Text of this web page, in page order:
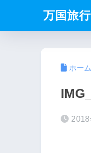
万国旅
ホーム
2018